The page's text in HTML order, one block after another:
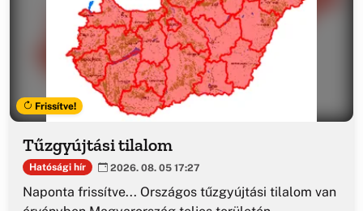
Frissítve!
Tűzgyújtási tilalom
Hatósági hír 2026. 08. 05 17:27
Naponta frissítve... Országos tűzgyújtási tilalom van